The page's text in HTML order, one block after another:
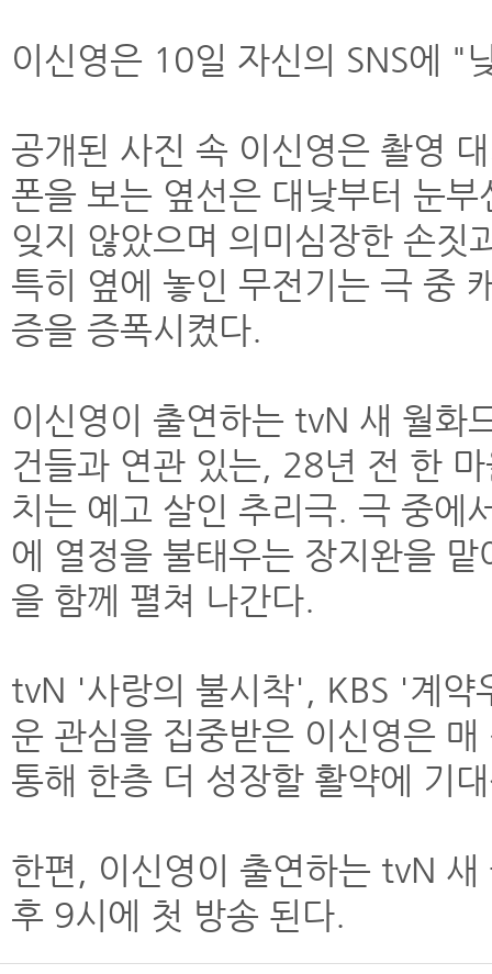
이신영은 10일 자신의 SNS에 "
공개된 사진 속 이신영은 촬영
폰을 보는 옆선은 대낮부터 눈
잊지 않았으며 의미심장한 손짓
특히 옆에 놓인 무전기는 극 중
증을 증폭시켰다.
이신영이 출연하는 tvN 새 월화
건들과 연관 있는, 28년 전 한
치는 예고 살인 추리극. 극 중에
에 열정을 불태우는 장지완을
을 함께 펼쳐 나간다.
tvN '사랑의 불시착', KBS '계약
운 관심을 집중받은 이신영은
통해 한층 더 성장할 활약에 기
한편, 이신영이 출연하는 tvN
후 9시에 첫 방송 된다.